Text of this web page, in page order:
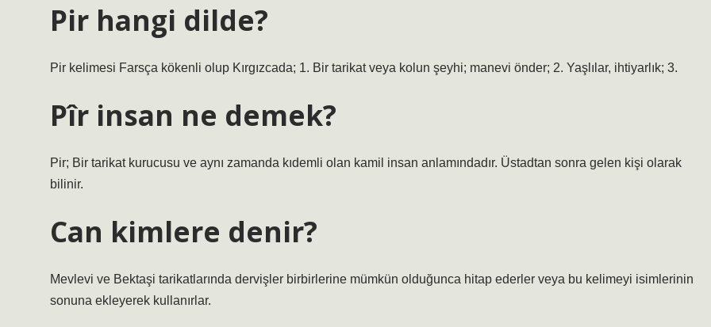
Pir hangi dilde?
Pir kelimesi Farsça kökenli olup Kırgızcada; 1. Bir tarikat veya kolun şeyhi; manevi önder; 2. Yaşlılar, ihtiyarlık; 3.
Pîr insan ne demek?
Pir; Bir tarikat kurucusu ve aynı zamanda kıdemli olan kamil insan anlamındadır. Üstadtan sonra gelen kişi olarak
bilinir.
Can kimlere denir?
Mevlevi ve Bektaşi tarikatlarında dervişler birbirlerine mümkün olduğunca hitap ederler veya bu kelimeyi isimlerinin
sonuna ekleyerek kullanırlar.